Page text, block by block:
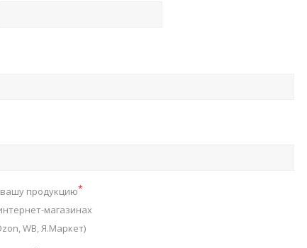
продукцию*
магазинах
WB, Я.Маркет)